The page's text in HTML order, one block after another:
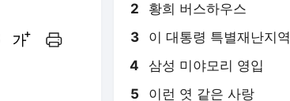
2 황희 버스하우스
3 이 대통령 특별재난지역
4 삼성 미야모리 영입
5 이런 엿 같은 사랑